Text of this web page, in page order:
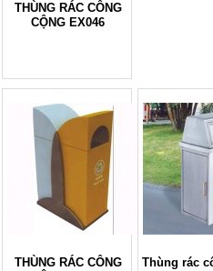
THÙNG RÁC CÔNG
CỘNG EX046
THÙNG RÁC CÔNG
Thùng rác